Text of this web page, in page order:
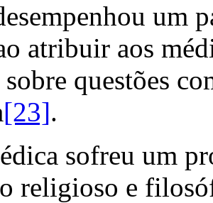
um
atribuir aos
questões
[23].
sofreu um
religioso e